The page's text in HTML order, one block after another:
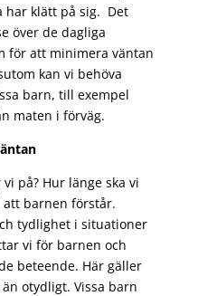
har klätt på sig. Det
över de dagliga
för att minimera väntan
kan vi behöva
barn, till exempel
maten i förväg.
på? Hur länge ska vi
att barnen förstår.
tydlighet i situationer
vi för barnen och
beteende. Här gäller
otydligt. Vissa barn